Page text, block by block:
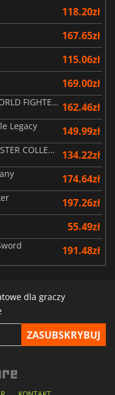
118.20zł
167.65zł
115.06zł
169.00zł
CAPTAIN TSUBASA 2 WORLD FIGHTERS 162.46zł
Legacy 149.99zł
METAL GEAR SOLID MASTER COLLECTION Vol.2 134.22zł
174.64zł
197.26zł
55.49zł
191.48zł
dla graczy